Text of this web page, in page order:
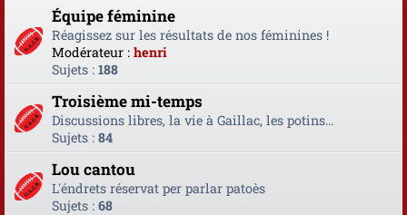
Équipe féminine
Réagissez sur les résultats de nos féminines !
Modérateur : henri
Sujets : 188
Troisième mi-temps
Discussions libres, la vie à Gaillac, les potins...
Sujets : 84
Lou cantou
L'éndrets réservat per parlar patoès
Sujets : 68